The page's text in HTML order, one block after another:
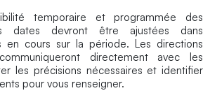
temporaire et programmée des
dates devront être ajustées dans
en cours sur la période. Les directions
directement avec les
les précisions nécessaires et identifier
pour vous renseigner.